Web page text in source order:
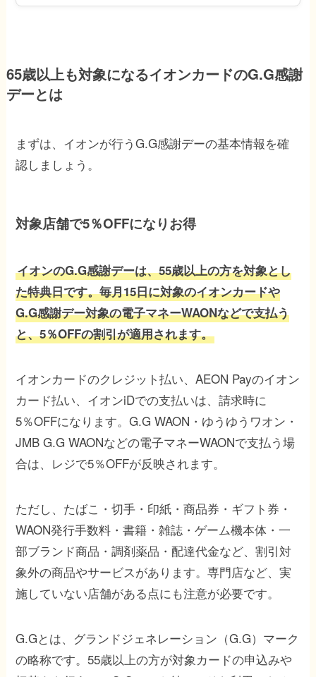
65歳以上も対象になるイオンカードのG.G感謝
デーとは
まずは、イオンが行うG.G感謝デーの基本情報を確
認しましょう。
対象店舗で5％OFFになりお得
イオンのG.G感謝デーは、55歳以上の方を対象とし
た特典日です。毎月15日に対象のイオンカードや
G.G感謝デー対象の電子マネーWAONなどで支払う
と、5％OFFの割引が適用されます。
イオンカードのクレジット払い、AEON Payのイオン
カード払い、イオンiDでの支払いは、請求時に
5％OFFになります。G.G WAON・ゆうゆうワオン・
JMB G.G WAONなどの電子マネーWAONで支払う場
合は、レジで5％OFFが反映されます。
ただし、たばこ・切手・印紙・商品券・ギフト券・
WAON発行手数料・書籍・雑誌・ゲーム機本体・一
部ブランド商品・調剤薬品・配達代金など、割引対
象外の商品やサービスがあります。専門店など、実
施していない店舗がある点にも注意が必要です。
G.Gとは、グランドジェネレーション（G.G）マーク
の略称です。55歳以上の方が対象カードの申込みや